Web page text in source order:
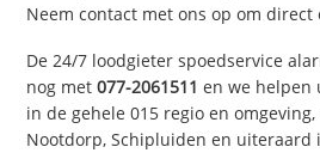
Neem contact met ons op om direct
De 24/7 loodgieter spoedservice
nog met077-2061511 en we helpen
in de gehele 015 regio en
Nootdorp, Schipluiden en uiteraard